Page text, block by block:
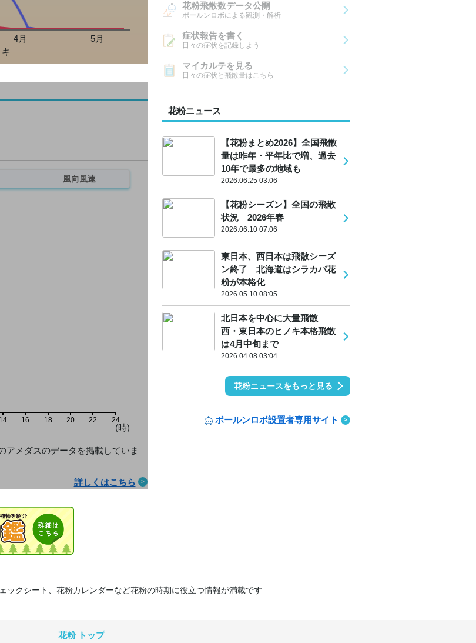
4月
5月
風向風速
14 16 18 20 22 24
(時)
アメダスのデータを掲載していま
詳しくはこちら
花粉飛散数データ公開
ポールンロボによる観測・解析
症状報告を書く
日々の症状を記録しよう
マイカルテを見る
日々の症状と飛散量はこちら
花粉ニュース
【花粉まとめ2026】全国飛散
量は昨年・平年比で増、過去
10年で最多の地域も
2026.06.25 03:06
【花粉シーズン】全国の飛散
状況 2026年春
2026.06.10 07:06
東日本、西日本は飛散シーズ
ン終了 北海道はシラカバ花
粉が本格化
2026.05.10 08:05
北日本を中心に大量飛散
西・東日本のヒノキ本格飛散
は4月中旬まで
2026.04.08 03:04
花粉ニュースをもっと見る
ポールンロボ設置者専用サイト
ックシート、花粉カレンダーなど花粉の時期に役立つ情報が満載です
花粉 トップ